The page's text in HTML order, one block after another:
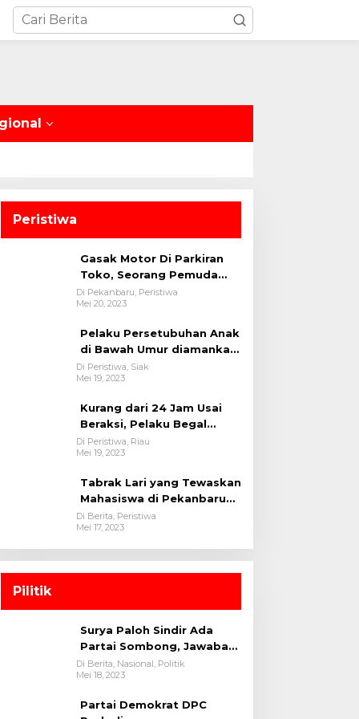
Peristiwa
Gasak Motor Di Parkiran
Toko, Seorang Pemuda
Diamankan Polsek Bukit
Raya
Di Pekanbaru, Peristiwa
Mei 20, 2023
Pelaku Persetubuhan Anak
di Bawah Umur diamankan
oleh tim Opsnal Polsek
Tualang-Polres Siak-Polda
Di Peristiwa, Siak
Mei 19, 2023
Kurang dari 24 Jam Usai
Beraksi, Pelaku Begal
Berhasil Di Bekuk
Satreskrim Polres
Di Peristiwa, Riau
Mei 19, 2023
Tabrak Lari yang Tewaskan
Mahasiswa di Pekanbaru
Ditangkap Polisi
Di Berita, Peristiwa
Mei 17, 2023
Pilitik
Surya Paloh Sindir Ada
Partai Sombong, Jawaban
Megawati
Di Berita, Nasional, Politik
Mei 18, 2023
Partai Demokrat DPC